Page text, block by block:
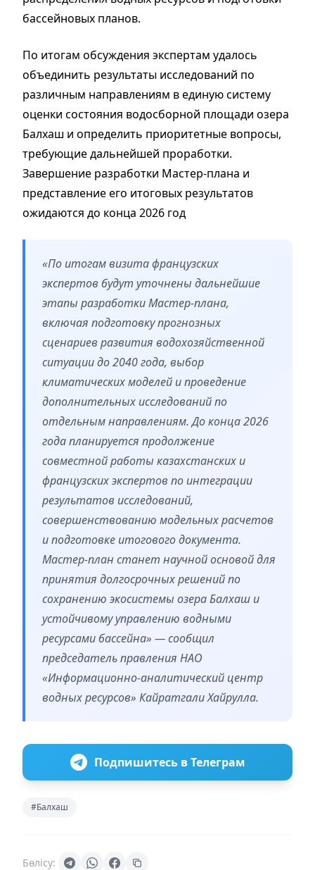
бассейновых планов.
По итогам обсуждения экспертам удалось
объединить результаты исследований по
различным направлениям в единую систему
оценки состояния водосборной площади озера
Балхаш и определить приоритетные вопросы,
требующие дальнейшей проработки.
Завершение разработки Мастер-плана и
представление его итоговых результатов
ожидаются до конца 2026 год
«По итогам визита французских
экспертов будут уточнены дальнейшие
этапы разработки Мастер-плана,
включая подготовку прогнозных
сценариев развития водохозяйственной
ситуации до 2040 года, выбор
климатических моделей и проведение
дополнительных исследований по
отдельным направлениям. До конца 2026
года планируется продолжение
совместной работы казахстанских и
французских экспертов по интеграции
результатов исследований,
совершенствованию модельных расчетов
и подготовке итогового документа.
Мастер-план станет научной основой для
принятия долгосрочных решений по
сохранению экосистемы озера Балхаш и
устойчивому управлению водными
ресурсами бассейна» — сообщил
председатель правления НАО
«Информационно-аналитический центр
водных ресурсов» Кайратгали Хайрулла.
Подпишитесь в Телеграм
#Балхаш
Бөлісу: